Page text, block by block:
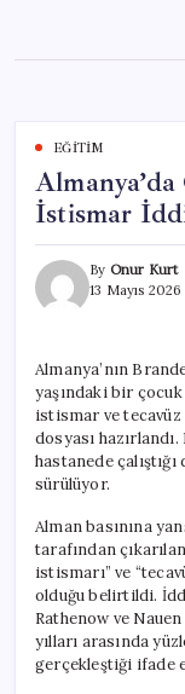
content
EĞITIM
İstismar
By Onur Kurt
13 Mayıs 2026
Almanya’nın
yaşındaki bir
istismar ve tecavüz
dosyası
hastanede
sürülüyor.
Alman basınına
tarafından
istismarı” ve
olduğu belirtildi.
Rathenow ve
yılları arasında
gerçekleştiği ifade